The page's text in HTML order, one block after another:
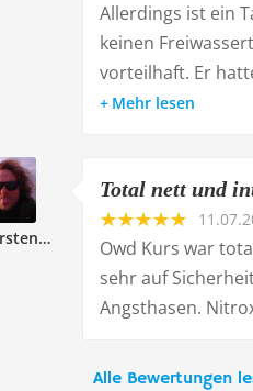
Allerdings ist ein
keinen
vorteilhaft. Er
Mehr lesen
Thorsten316405
Total nett und
Owd Kurs war
sehr auf
Angsthasen.
Alle Bewertungen